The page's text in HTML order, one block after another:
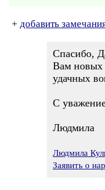
+ добавить
Спасибо,
Вам новых
удачных
С
Людмила
Людмила
Заявить о